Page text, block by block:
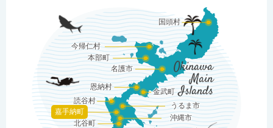
Okinawa
Main
Islands
国頭村
本部町
名護市
恩納村
読谷村
嘉手納町
北谷町
沖縄市
今帰仁村
金武町
うるま市